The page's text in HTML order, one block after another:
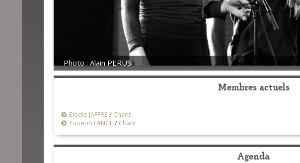
Photo : Alain PERUS
Membres actuels
Elodie JAFFRE / Chant
Youenn LANGE / Chant
Agenda